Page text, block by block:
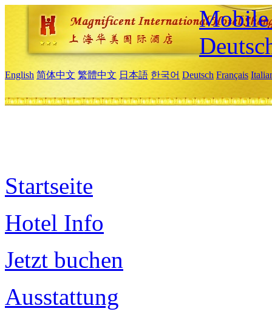
Mobile
English 简体中文 繁體中文 日本語 한국어 Deutsch Français
Startseite
Hotel Info
Jetzt buchen
Ausstattung